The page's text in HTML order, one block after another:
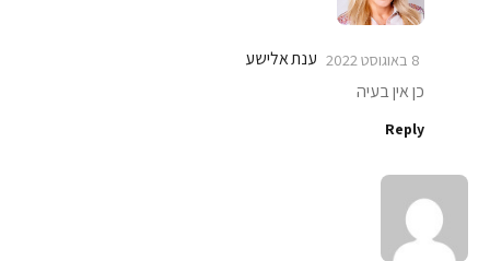
ענת אלישע 8 באוגוסט 2022
כן אין בעיה
Reply